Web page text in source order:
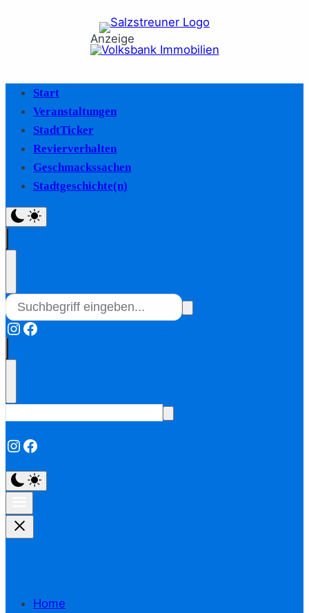
Anzeige
Start
Veranstaltungen
StadtTicker
Revierverhalten
Geschmackssachen
Stadtgeschichte(n)
Instagram
Facebook
Instagram
Facebook
Home